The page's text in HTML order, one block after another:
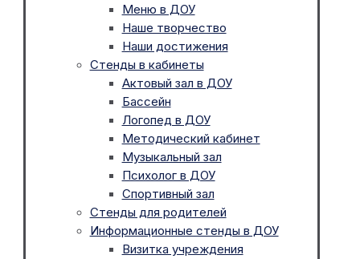
Меню в ДОУ
Наше творчество
Наши достижения
Стенды в кабинеты
Актовый зал в ДОУ
Бассейн
Логопед в ДОУ
Методический кабинет
Музыкальный зал
Психолог в ДОУ
Спортивный зал
Стенды для родителей
Информационные стенды в ДОУ
Визитка учреждения